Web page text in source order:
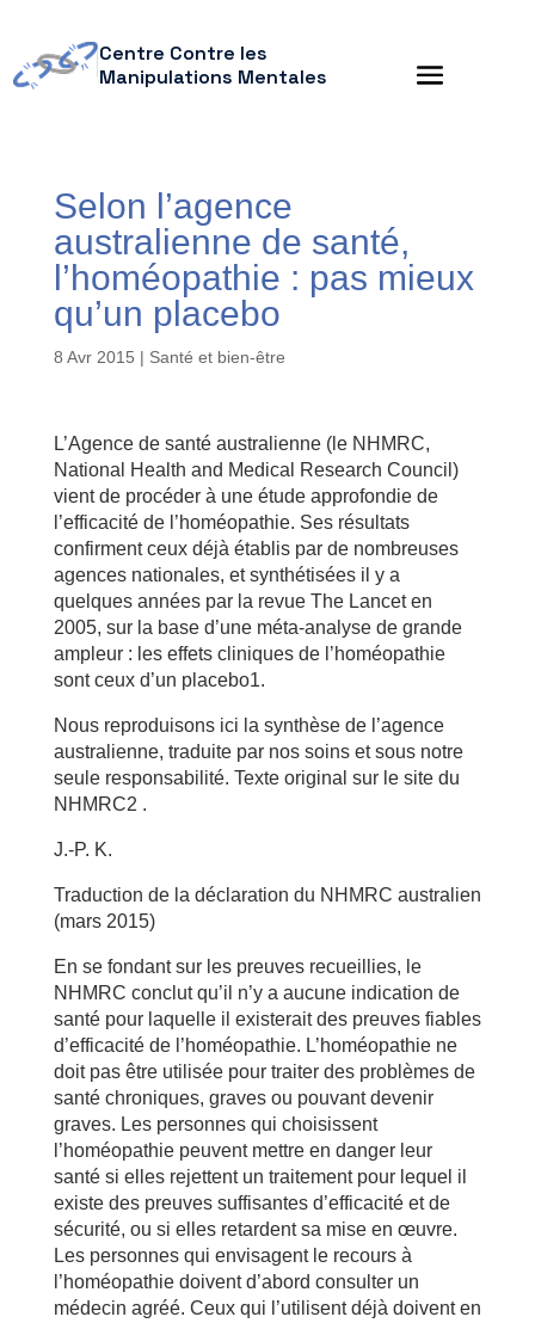
Centre Contre les
Manipulations Mentales
Selon l’agence
australienne de santé,
l’homéopathie : pas mieux
qu’un placebo
8 Avr 2015 | Santé et bien-être
L’Agence de santé australienne (le NHMRC,
National Health and Medical Research Council)
vient de procéder à une étude approfondie de
l’efficacité de l’homéopathie. Ses résultats
confirment ceux déjà établis par de nombreuses
agences nationales, et synthétisées il y a
quelques années par la revue The Lancet en
2005, sur la base d’une méta-analyse de grande
ampleur : les effets cliniques de l’homéopathie
sont ceux d’un placebo1.
Nous reproduisons ici la synthèse de l’agence
australienne, traduite par nos soins et sous notre
seule responsabilité. Texte original sur le site du
NHMRC2 .
J.-P. K.
Traduction de la déclaration du NHMRC australien
(mars 2015)
En se fondant sur les preuves recueillies, le
NHMRC conclut qu’il n’y a aucune indication de
santé pour laquelle il existerait des preuves fiables
d’efficacité de l’homéopathie. L’homéopathie ne
doit pas être utilisée pour traiter des problèmes de
santé chroniques, graves ou pouvant devenir
graves. Les personnes qui choisissent
l’homéopathie peuvent mettre en danger leur
santé si elles rejettent un traitement pour lequel il
existe des preuves suffisantes d’efficacité et de
sécurité, ou si elles retardent sa mise en œuvre.
Les personnes qui envisagent le recours à
l’homéopathie doivent d’abord consulter un
médecin agréé. Ceux qui l’utilisent déjà doivent en